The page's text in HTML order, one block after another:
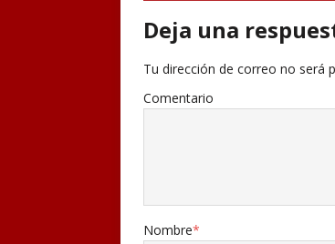
Deja una
Tu dirección de correo no será
Comentario
Nombre*